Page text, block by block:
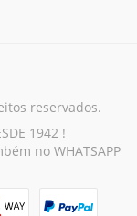
reservados.
1942 !
no WHATSAPP